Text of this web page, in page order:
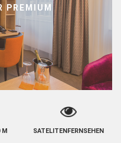
PREMIUM
M SATELITENFERNSEHEN